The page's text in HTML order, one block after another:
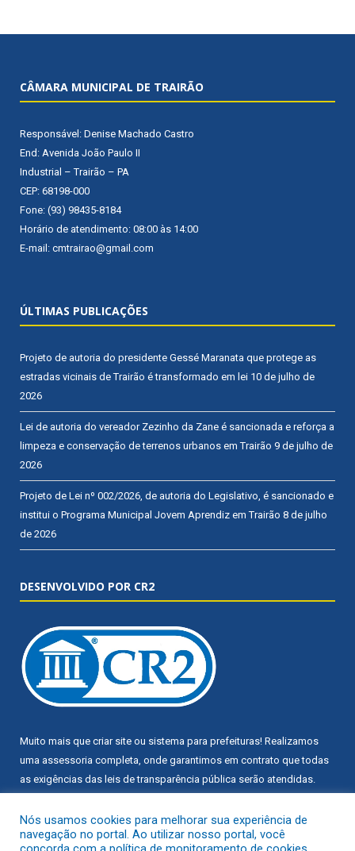
CÂMARA MUNICIPAL DE TRAIRÃO
Responsável: Denise Machado Castro
End: Avenida João Paulo II
Industrial – Trairão – PA
CEP: 68198-000
Fone: (93) 98435-8184
Horário de atendimento: 08:00 às 14:00
E-mail: cmtrairao@gmail.com
ÚLTIMAS PUBLICAÇÕES
Projeto de autoria do presidente Gessé Maranata que protege as
estradas vicinais de Trairão é transformado em lei 10 de julho de
2026
Lei de autoria do vereador Zezinho da Zane é sancionada e reforça a
limpeza e conservação de terrenos urbanos em Trairão 9 de julho de
2026
Projeto de Lei nº 002/2026, de autoria do Legislativo, é sancionado e
institui o Programa Municipal Jovem Aprendiz em Trairão 8 de julho
de 2026
DESENVOLVIDO POR CR2
Muito mais que criar site ou sistema para prefeituras! Realizamos
uma assessoria completa, onde garantimos em contrato que todas
as exigências das leis de transparência pública serão atendidas.
Conheça oPNTPe oRadar da Transparência Pública
Nós usamos cookies para melhorar sua experiência de
navegação no portal. Ao utilizar nosso portal, você